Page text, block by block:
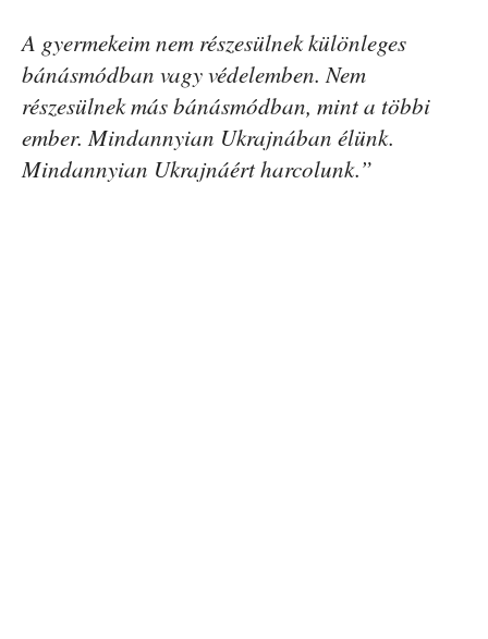
A gyermekeim nem részesülnek különleges
bánásmódban vagy védelemben. Nem
részesülnek más bánásmódban, mint a többi
ember. Mindannyian Ukrajnában élünk.
Mindannyian Ukrajnáért harcolunk.”